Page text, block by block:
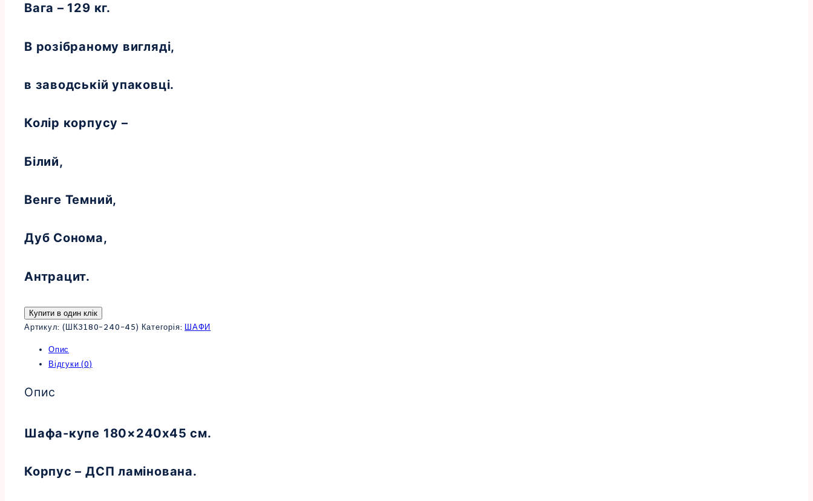
Вага – 129 кг.
В розібраному вигляді,
в заводській упаковці.
Колір корпусу –
Білий,
Венге Темний,
Дуб Сонома,
Антрацит.
Купити в один клік
Артикул:(ШК3180-240-45) Категорія: ШАФИ
Опис
Відгуки (0)
Опис
Шафа-купе 180×240х45 см.
Корпус – ДСП ламінована.